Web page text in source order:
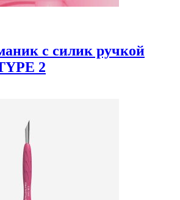
с силик ручкой
2